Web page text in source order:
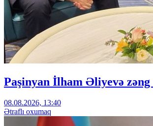
Paşinyan İlham Əliyevə zəng
08.08.2026, 13:40
Ətraflı oxumaq